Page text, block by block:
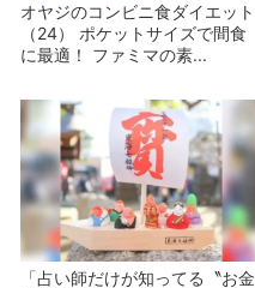
オヤジのコンビニ食ダイエット
（24） ポケットサイズで間食
に最適！ ファミマの素...
「占い師だけが知ってる〝お金